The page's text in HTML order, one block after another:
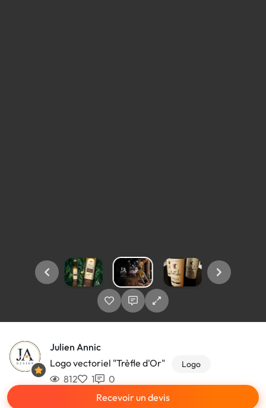
Julien Annic
Logo vectoriel "Trèfle d'Or"
Logo
812 1
0
Recevoir un devis